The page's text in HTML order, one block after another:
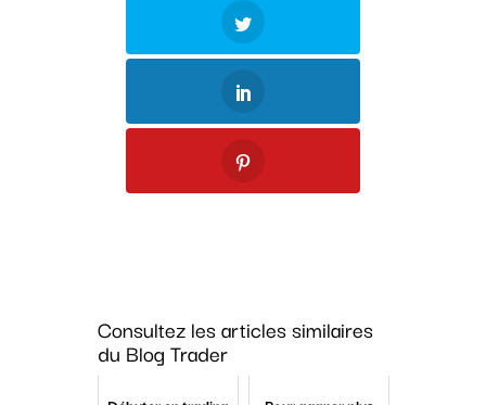
Consultez les articles similaires
du Blog Trader